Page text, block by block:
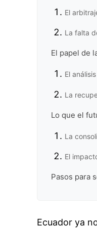
El
La falta
El papel de
El
La
Lo que el
La
El
Pasos para
Ecuador ya